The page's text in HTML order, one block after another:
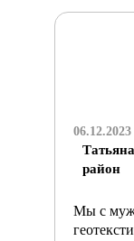
06.12.2023
район
Мы с